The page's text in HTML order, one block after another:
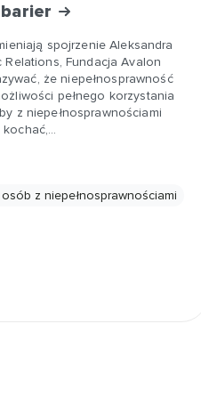
spojrzenie Aleksandra
Relations, Fundacja Avalon
że niepełnosprawność
pełnego korzystania
z niepełnosprawnościami
kochać,…
z niepełnosprawnościami